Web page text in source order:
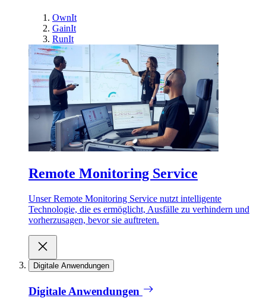
OwnIt
GainIt
RunIt
Remote Monitoring Service
Unser Remote Monitoring Service nutzt intelligente
Technologie, die es ermöglicht, Ausfälle zu verhindern und
vorherzusagen, bevor sie auftreten.
Digitale Anwendungen
Digitale Anwendungen